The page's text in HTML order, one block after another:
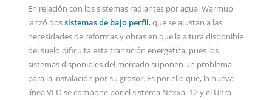
En relación con los sistemas radiantes por agua, Warmup
lanzó dossistemas de bajo perfil, que se ajustan a las
necesidades de reformas y obras en que la altura disponible
del suelo dificulta esta transición energética, pues los
sistemas disponibles del mercado suponen un problema
para la instalación por su grosor. Es por ello que, la nueva
línea VLO se compone por el sistema Nexxa -12 y el Ultra